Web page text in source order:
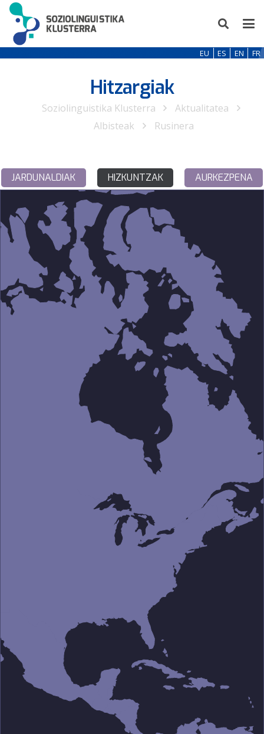
EU ES EN FR
Hitzargiak
Soziolinguistika Klusterra
Aktualitatea
Albisteak
Rusinera
JARDUNALDIAK HIZKUNTZAK AURKEZPENA